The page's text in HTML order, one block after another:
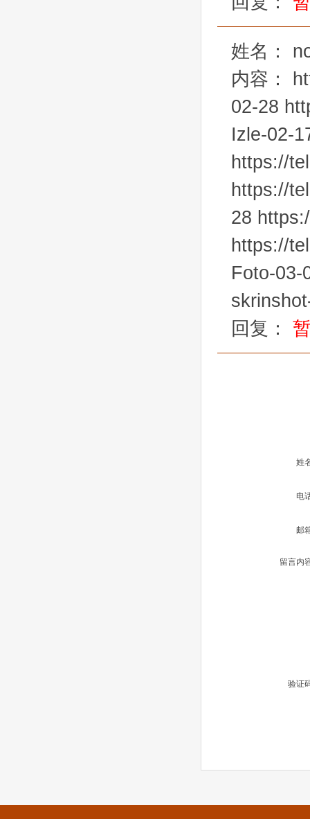
姓名：
内容：
02-28
Izle-02-
https://
https://
28
https://
Foto-03-
回复：
姓
电
邮
留言内
验证